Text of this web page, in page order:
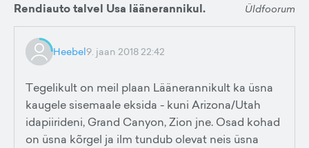
Rendiauto talvel Usa läänerannikul. Üldfoorum
Heebel9. jaan 2018 22:42
Tegelikult on meil plaan Läänerannikult ka üsna
kaugele sisemaale eksida - kuni Arizona/Utah
idapiirideni, Grand Canyon, Zion jne. Osad kohad
on üsna kõrgel ja ilm tundub olevat neis üsna